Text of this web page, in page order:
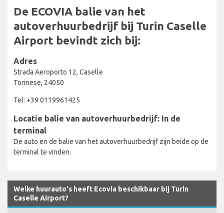
De ECOVIA balie van het
autoverhuurbedrijf bij Turin Caselle
Airport bevindt zich bij:
Adres
Strada Aeroporto 12, Caselle
Torinese, 24050
Tel: +39 0119961425
Locatie balie van autoverhuurbedrijf: In de
terminal
De auto en de balie van het autoverhuurbedrijf zijn beide op de
terminal te vinden.
Welke huurauto's heeft Ecovia beschikbaar bij Turin
Caselle Airport?